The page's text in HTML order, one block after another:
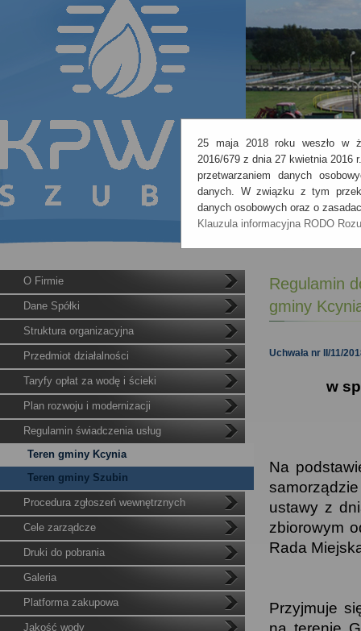
O Firmie
Dane Spółki
Struktura organizacyjna
Przedmiot działalności
Taryfy opłat za wodę i ścieki
Plan rozwoju i modernizacji
Regulamin świadczenia usług
Teren gminy Kcynia
Teren gminy Szubin
Procedura zgłoszeń wewnętrznych
Cele zarządcze
Druki do pobrania
Galeria
Platforma zakupowa
Jakość wody
Regulamin
gminy
Uchwała nr II/11/
w
Na
ustawy z
zbiorowym
Rada
Przyjmuje
25 maja 2018 roku weszło w
2016/679 z dnia 27 kwietnia 2016
przetwarzaniem danych
danych. W związku z tym
danych osobowych oraz o
Klauzula informacyjna RODO